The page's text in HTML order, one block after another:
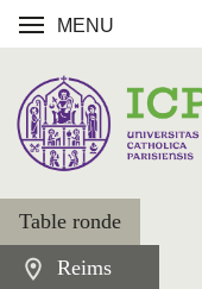
MENU
Table ronde
Reims